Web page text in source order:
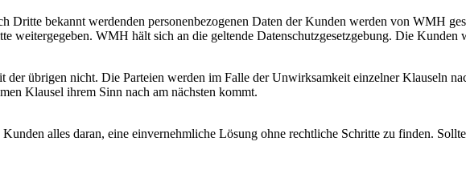
Dritte bekannt werdenden personenbezogenen Daten der Kunden werden von WMH
weitergegeben. WMH hält sich an die geltende Datenschutzgesetzgebung. Die Kunden
übrigen nicht. Die Parteien werden im Falle der Unwirksamkeit einzelner Klauseln
Klausel ihrem Sinn nach am nächsten kommt.
alles daran, eine einvernehmliche Lösung ohne rechtliche Schritte zu finden.